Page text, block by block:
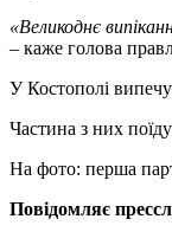
«Великоднє
– каже голова
У Костополі
Частина з них
На фото: перша
Повідомляє